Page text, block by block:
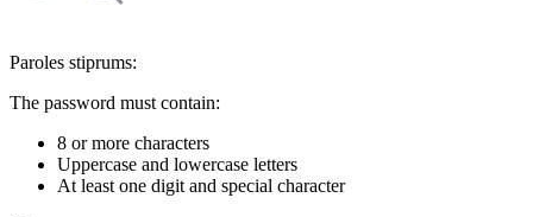
Paroles stiprums:
The password must contain:
8 or more characters
Uppercase and lowercase letters
At least one digit and special character